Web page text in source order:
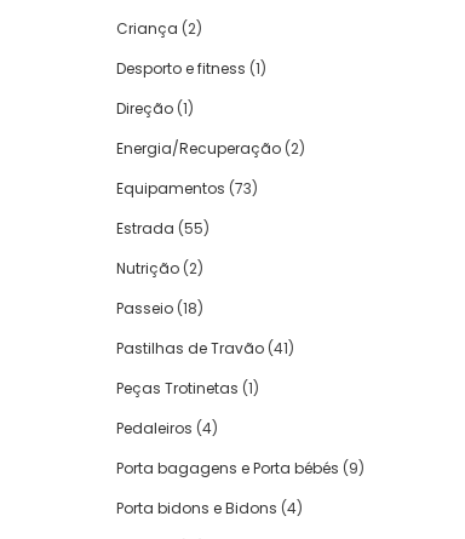
Criança (2)
Desporto e fitness (1)
Direção (1)
Energia/Recuperação (2)
Equipamentos (73)
Estrada (55)
Nutrição (2)
Passeio (18)
Pastilhas de Travão (41)
Peças Trotinetas (1)
Pedaleiros (4)
Porta bagagens e Porta bébés (9)
Porta bidons e Bidons (4)